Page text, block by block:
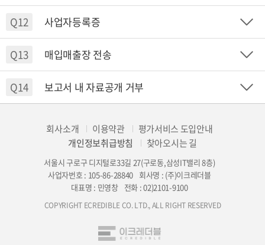
Q12 사업자등록증
Q13 매입매출장 전송
Q14 보고서 내 자료공개 거부
회사소개 이용약관
평가서비스 도입안내
개인정보취급방침
찾아오시는 길
서울시 구로구 디지털로33길 27(구로동,삼성IT밸리 8층)
사업자번호 : 105-86-28840 회사명 : (주)이크레더블
대표명 : 민영창 전화 : 02)2101-9100
COPYRIGHT ECREDIBLE CO. LTD., ALL RIGHT RESERVED